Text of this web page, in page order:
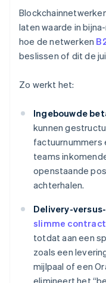
laten waarde in
hoe de netwerken
beslissen of dit de
Zo werkt het:
Ingebouwde
kunnen
teams
openstaande
achterhalen.
Delivery-
slimme
totdat aan een
zoals een
mijlpaal of een